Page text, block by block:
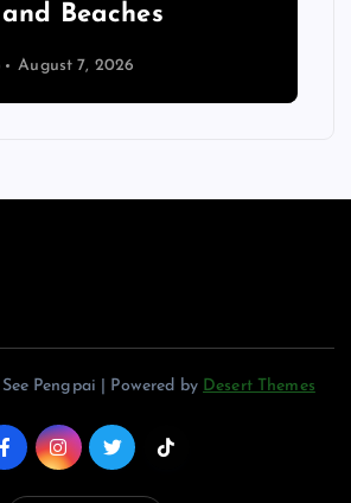
Beaches
August 7, 2026
Pengpai | Powered by Desert Themes